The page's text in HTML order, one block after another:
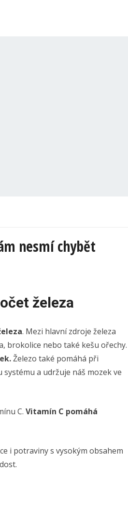
nesmí chybět
železa
. Mezi hlavní zdroje železa
brokolice nebo také kešu ořechy.
Železo také pomáhá při
a udržuje náš mozek ve
C. Vitamín C pomáhá
i potraviny s vysokým obsahem